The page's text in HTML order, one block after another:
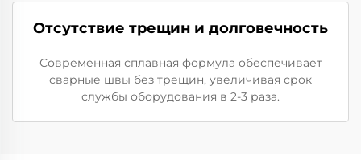
Отсутствие трещин и долговечность
Современная сплавная формула обеспечивает
сварные швы без трещин, увеличивая срок
службы оборудования в 2-3 раза.